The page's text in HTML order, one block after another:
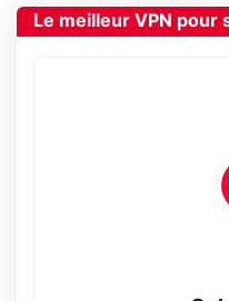
Le meilleur VPN